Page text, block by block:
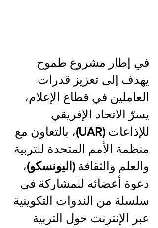
في إطار مشروع طموح
يهدف إلى تعزيز قدرات
العاملين في قطاع الإعلام،
يسرّ الاتحاد الإفريقي
للإذاعات (UAR)
، بالتعاون مع
منظمة الأمم المتحدة للتربية
والعلم والثقافة (اليونسكو)،
دعوة أعضائه للمشاركة في
سلسلة من الندوات التكوينية
عبر الإنترنت حول التربية